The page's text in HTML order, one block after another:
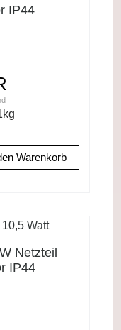
IP44
kg
Netzteil
IP44